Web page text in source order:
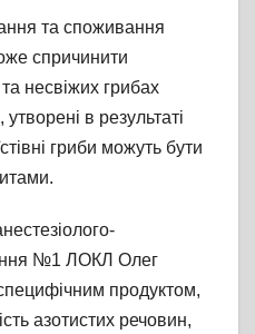
та споживання
спричинити
несвіжих грибах
в результаті
гриби можуть бути
№1 ЛОКЛ Олег
продуктом,
азотистих речовин,